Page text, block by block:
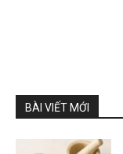
BÀI VIẾT MỚI